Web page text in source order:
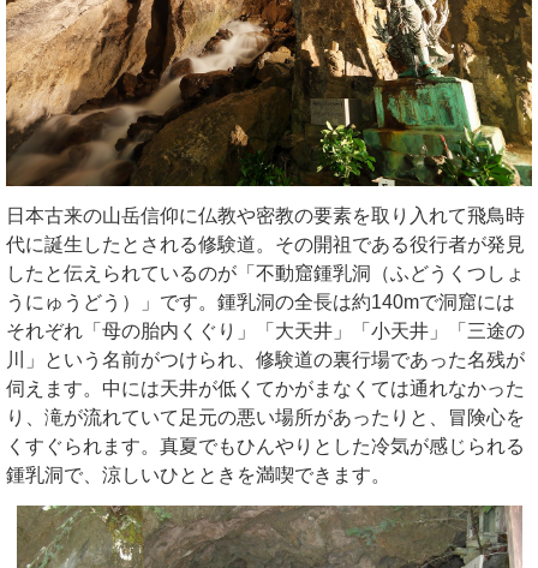
日本古来の山岳信仰に仏教や密教の要素を取り入れて飛鳥時
代に誕生したとされる修験道。その開祖である役行者が発見
したと伝えられているのが「不動窟鍾乳洞（ふどうくつしょ
うにゅうどう）」です。鍾乳洞の全長は約140mで洞窟には
それぞれ「母の胎内くぐり」「大天井」「小天井」「三途の
川」という名前がつけられ、修験道の裏行場であった名残が
伺えます。中には天井が低くてかがまなくては通れなかった
り、滝が流れていて足元の悪い場所があったりと、冒険心を
くすぐられます。真夏でもひんやりとした冷気が感じられる
鍾乳洞で、涼しいひとときを満喫できます。